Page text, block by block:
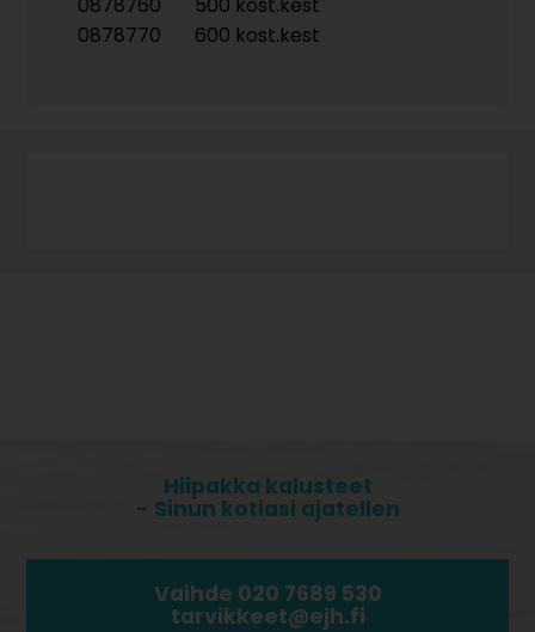
0878770
600 kost.kest
Hiipakka kalusteet
- Sinun kotiasi ajatellen
Vaihde 020 7689 530
tarvikkeet@ejh.fi